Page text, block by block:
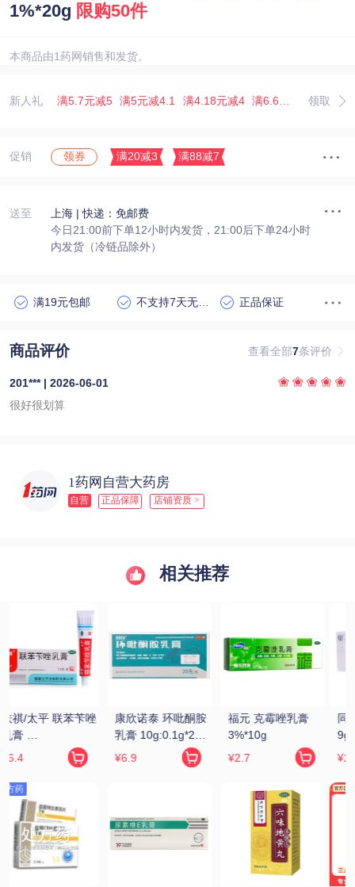
1%*20g 限购50件
本商品由1药网销售和发货。
新人礼 领取
满5.7元减5 满5元减4.1 满4.18元减4 满6.67元减5.07 满
促销 领券 满20减3 满88减7
送至 上海 | 快递：免邮费
今日21:00前下单12小时内发货，21:00后下单24小时
内发货（冷链品除外）
满19元包邮 正品保证
商品评价 查看全部7条评价
201*** | 2026-06-01
很好很划算
1药网自营大药房
自营 正品保障 店铺资质 >
相关推荐
同仁堂 锁阳固精丸
9g*10丸
¥22.4
九芝堂/芝 六味地黄
丸(浓缩丸) 200丸/
瓶
¥12.8
同仁堂 六味地黄丸
9g*10丸(大蜜丸)
¥16.9